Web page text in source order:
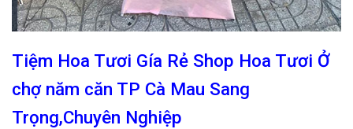
Tiệm Hoa Tươi Gía Rẻ Shop Hoa Tươi Ở
chợ năm căn TP Cà Mau Sang
Trọng,Chuyên Nghiệp